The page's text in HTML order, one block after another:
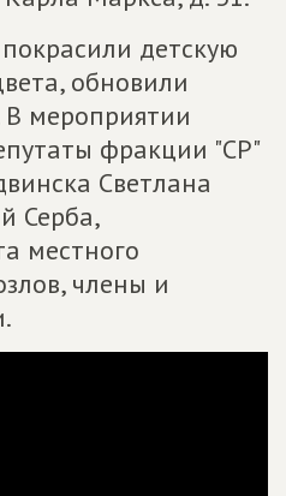
детскую
обновили
В мероприятии
фракции "СР"
Светлана
Серба,
местного
члены и